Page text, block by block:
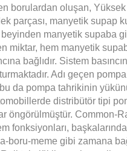
borulardan oluşan, Yüksek
parçası, manyetik supap
manyetiksupaba
miktar, hem manyetik
bağlıdır. Sistem
Adı geçen
da pompa tahrikinin
distribütörtipi
öngörülmüştür. Common-
fonksiyonları,
boru-meme gibi zamana